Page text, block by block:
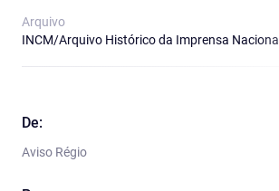
Arquivo
INCM/Arquivo Histórico da Imprensa Nacional
De:
Aviso Régio